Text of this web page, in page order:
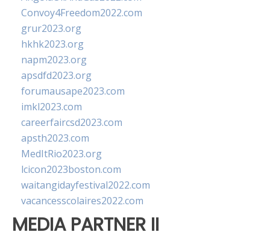
Convoy4Freedom2022.com
grur2023.org
hkhk2023.org
napm2023.org
apsdfd2023.org
forumausape2023.com
imkl2023.com
careerfaircsd2023.com
apsth2023.com
MedItRio2023.org
lcicon2023boston.com
waitangidayfestival2022.com
vacancesscolaires2022.com
MEDIA PARTNER II